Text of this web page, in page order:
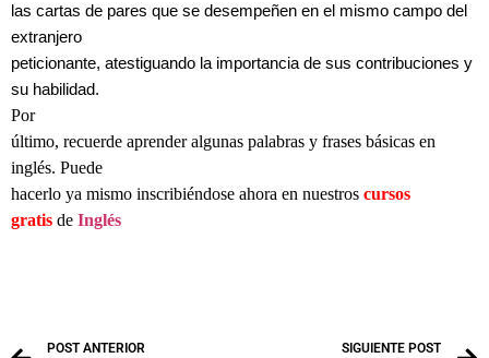
las cartas de pares que se desempeñen en el mismo campo del
extranjero
peticionante, atestiguando la importancia de sus contribuciones y
su habilidad.
Por
último, recuerde aprender algunas palabras y frases básicas en
inglés. Puede
hacerlo ya mismo inscribiéndose ahora en nuestros cursos
gratis de Inglés
POST ANTERIOR SIGUIENTE POST